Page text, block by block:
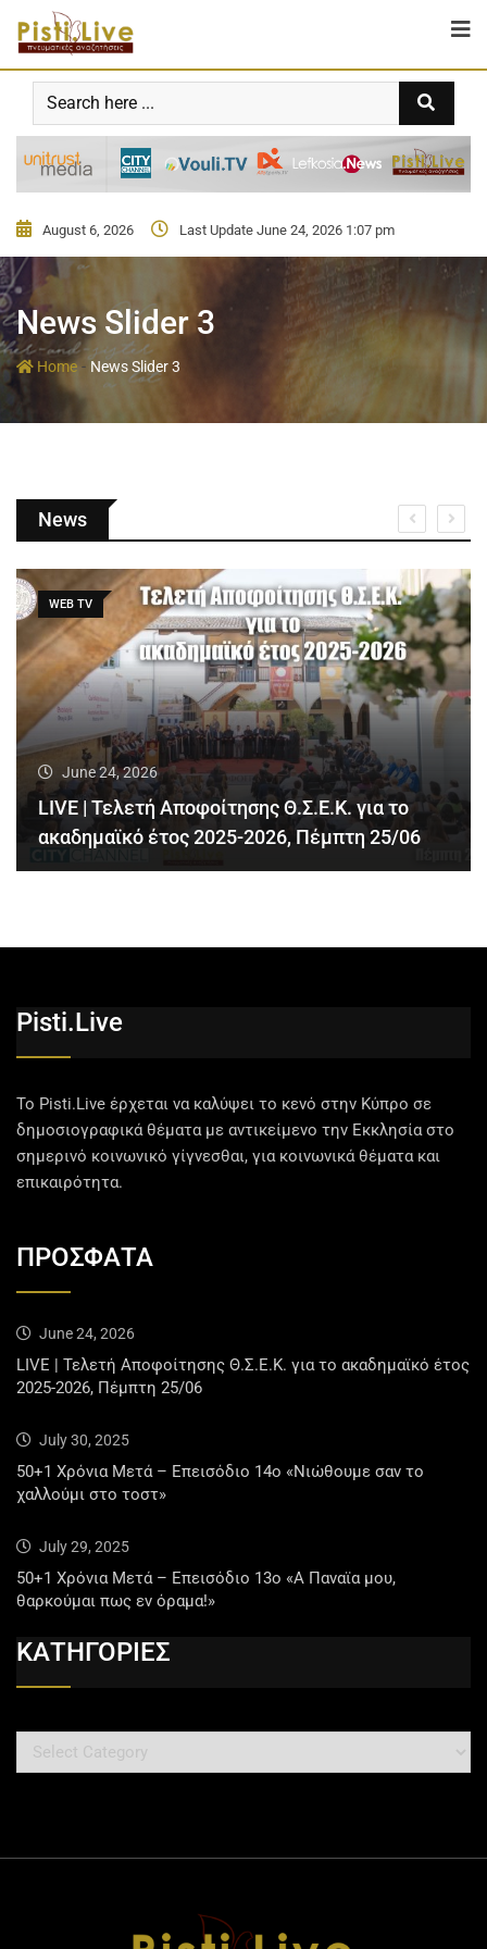
August 6, 2026 Last Update June 24, 2026 1:07 pm
News Slider 3
Home - News Slider 3
News
WEB TV
June 24, 2026
LIVE | Τελετή Αποφοίτησης Θ.Σ.Ε.Κ. για το
ακαδημαϊκό έτος 2025-2026, Πέμπτη 25/06
Pisti.live
Το Pisti.Live έρχεται να καλύψει το κενό στην Κύπρο σε
δημοσιογραφικά θέματα με αντικείμενο την Εκκλησία στο
σημερινό κοινωνικό γίγνεσθαι, για κοινωνικά θέματα και
επικαιρότητα.
ΠΡΟΣΦΑΤΑ
June 24, 2026
LIVE | Τελετή Αποφοίτησης Θ.Σ.Ε.Κ. για το ακαδημαϊκό έτος
2025-2026, Πέμπτη 25/06
July 30, 2025
50+1 Χρόνια Μετά – Επεισόδιο 14ο «Νιώθουμε σαν το
χαλλούμι στο τοστ»
July 29, 2025
50+1 Χρόνια Μετά – Επεισόδιο 13ο «Α Παναϊα μου,
θαρκούμαι πως εν όραμα!»
ΚΑΤΗΓΟΡΙΕΣ